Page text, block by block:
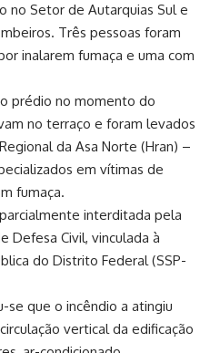
no Setor de Autarquias Sul e
Três pessoas foram
inalarem fumaça e uma com
prédio no momento do
no terraço e foram levados
da Asa Norte (Hran) –
em vítimas de
fumaça.
interditada pela
Defesa Civil, vinculada à
do Distrito Federal (SSP-
se que o incêndio a atingiu
vertical da edificação